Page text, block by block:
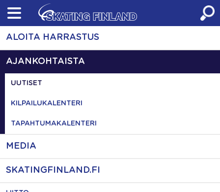
Skip
content
ALOITA HARRASTUS
AJANKOHTAISTA
UUTISET
KILPAILUKALENTERI
TAPAHTUMAKALENTERI
MEDIA
SKATINGFINLAND.FI